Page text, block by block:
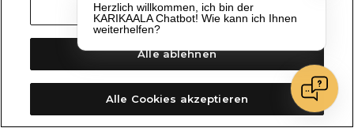
Herzlich willkommen, ich bin der
KARIKAALA Chatbot! Wie kann ich Ihnen
weiterhelfen?
Cookie-Einstellungen
Alle ablehnen
Alle Cookies akzeptieren